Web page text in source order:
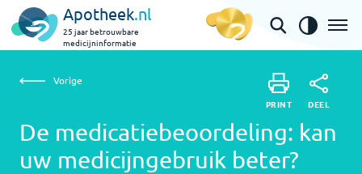
Apotheek.nl
25 jaar betrouwbare
medicijninformatie
De medicatiebeoordeling: kan uw medicijngebruik
DEEL
Vorige
De medicatiebeoordeling: kan
uw medicijngebruik beter?
PRINT DEEL